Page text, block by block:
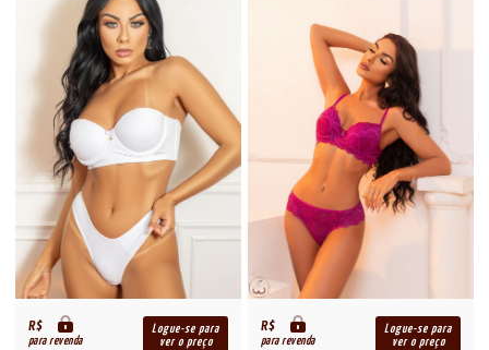
R$
para revenda
Logue-se para
ver o preço
R$
para revenda
Logue-se para
ver o preço